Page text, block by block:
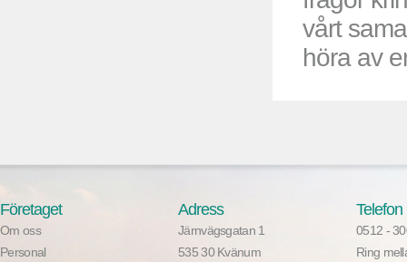
vårt
höra av
Företaget
Om oss
Personal
Adress
Järnvägsgatan 1
535 30 Kvänum
Telefon
0512 -
Ring